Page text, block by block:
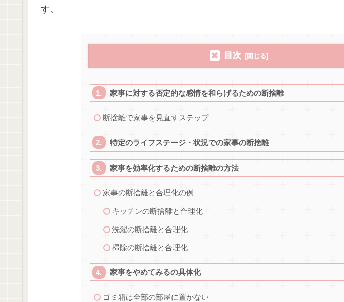
す。
目次
家事に対する否定的な感情を和らげるための断捨離
断捨離で家事を見直すステップ
特定のライフステージ・状況での家事の断捨離
家事を効率化するための断捨離の方法
家事の断捨離と合理化の例
キッチンの断捨離と合理化
洗濯の断捨離と合理化
掃除の断捨離と合理化
家事をやめてみるの具体化
ゴミ箱は全部の部屋に置かない